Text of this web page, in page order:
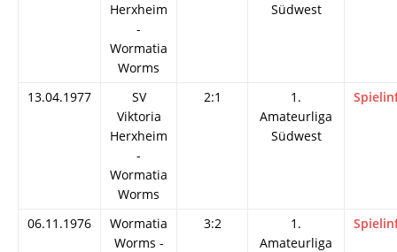
Herxheim
-
Wormatia
Worms
Südwest
13.04.1977
SV
Viktoria
Herxheim
-
Wormatia
Worms
2:1
1.
Amateurliga
Südwest
06.11.1976
Wormatia
Worms -
3:2
1.
Amateurliga